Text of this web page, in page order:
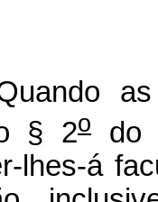
§ 2o
do
lhes-á